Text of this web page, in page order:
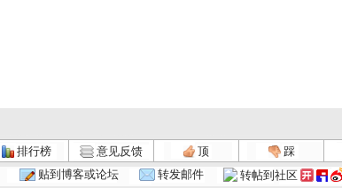
排行榜 意见反馈 顶
踩
贴到博客或论坛 转发邮件 转帖到社区